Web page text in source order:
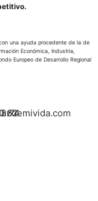
una ayuda procedente de la de
Económica, Industria,
Europeo de Desarrollo Regional
74
62